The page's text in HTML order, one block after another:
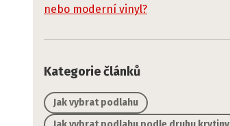
nebo moderní vinyl?
Kategorie článků
Jak vybrat podlahu